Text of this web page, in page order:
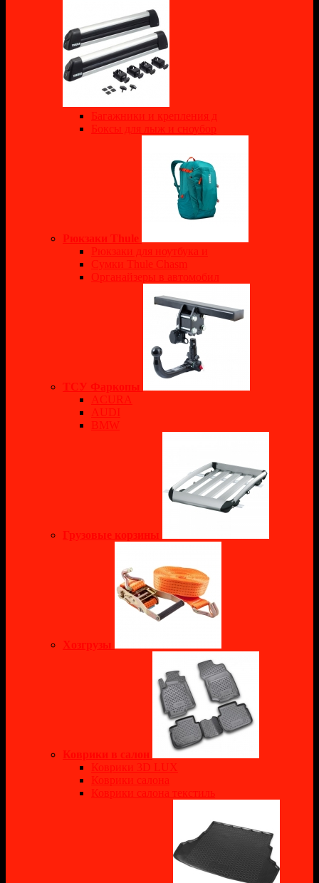
Багажники и крепления д
Боксы для лыж и сноубор
Рюкзаки Thule
Рюкзаки для ноутбука и
Сумки Thule Chasm
Органайзеры в автомобил
ТСУ Фаркопы
ACURA
AUDI
BMW
Грузовые корзины
Хозгрузы
Коврики в салон
Коврики 3D LUX
Коврики салона
Коврики салона текстиль